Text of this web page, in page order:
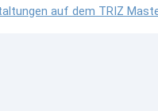
auf dem TRIZ